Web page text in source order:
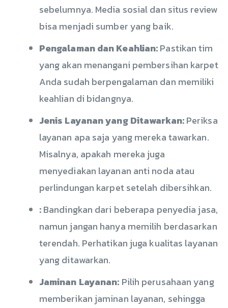
sebelumnya. Media sosial dan situs review
bisa menjadi sumber yang baik.
Pengalaman dan Keahlian:Pastikan tim
yang akan menangani pembersihan karpet
Anda sudah berpengalaman dan memiliki
keahlian di bidangnya.
Jenis Layanan yang Ditawarkan:Periksa
layanan apa saja yang mereka tawarkan.
Misalnya, apakah mereka juga
menyediakan layanan anti noda atau
perlindungan karpet setelah dibersihkan.
:Bandingkan dari beberapa penyedia jasa,
namun jangan hanya memilih berdasarkan
terendah. Perhatikan juga kualitas layanan
yang ditawarkan.
Jaminan Layanan: Pilih perusahaan yang
memberikan jaminan layanan, sehingga